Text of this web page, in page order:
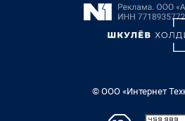
© ООО «Интернет